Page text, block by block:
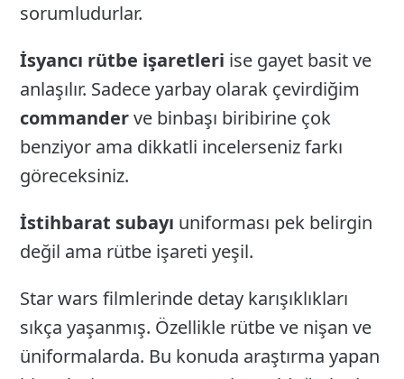
sorumludurlar.
İsyancı rütbe işaretleri ise gayet basit ve
anlaşılır. Sadece yarbay olarak çevirdiğim
commanderve binbaşı biribirine çok
benziyor ama dikkatli incelerseniz farkı
göreceksiniz.
İstihbarat subayı uniforması pek belirgin
değil ama rütbe işareti yeşil.
Star wars filmlerinde detay karışıklıkları
sıkça yaşanmış. Özellikle rütbe ve nişan ve
üniformalarda. Bu konuda araştırma yapan